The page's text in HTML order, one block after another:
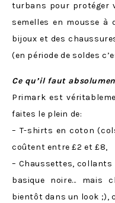
turbans pour protéger
semelles en mousse à
bijoux et des
(en période de soldes
Ce qu’il faut
Primark est
faites le plein de:
– T-shirts en coton
coûtent entre £2 et £8,
– Chaussettes, collants
basique noire… mais
bientôt dans un look ;),